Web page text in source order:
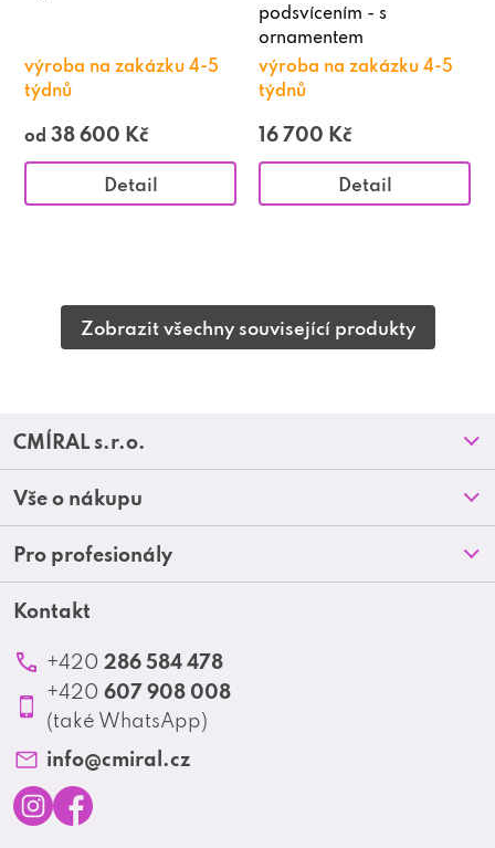
výroba na zakázku 4-5
týdnů
od 38 600 Kč
Detail
podsvícením - s
ornamentem
výroba na zakázku 4-5
týdnů
16 700 Kč
Detail
Zobrazit všechny související produkty
Z
á
p
a
CMÍRAL s.r.o.
Prodejny
O nás
Blog
Kontakt
Vše o nákupu
Doprava a platba
Obchodní podmínky
Reklamace a vrácení zboží
Ochrana osobních údajů
Pro profesionály
Akční letáky
Produktové katalogy
Profesionální spolupráce
Matrix Club
Kontakt
+420 286 584 478
+420 607 908 008
(také WhatsApp)
info@cmiral.cz